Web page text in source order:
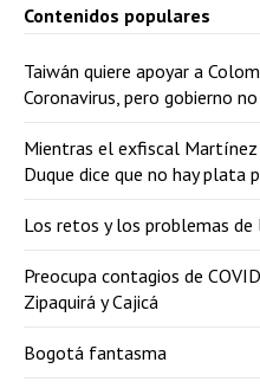
Contenidos populares
Taiwán quiere apoyar a
Coronavirus, pero gobierno
Mientras el exfiscal
Duque dice que no hay plata
Los retos y los problemas de
Preocupa contagios de
Zipaquirá y Cajicá
Bogotá fantasma